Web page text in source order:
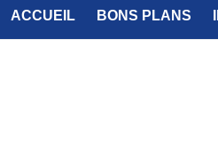
ACCUEIL BONS PLANS